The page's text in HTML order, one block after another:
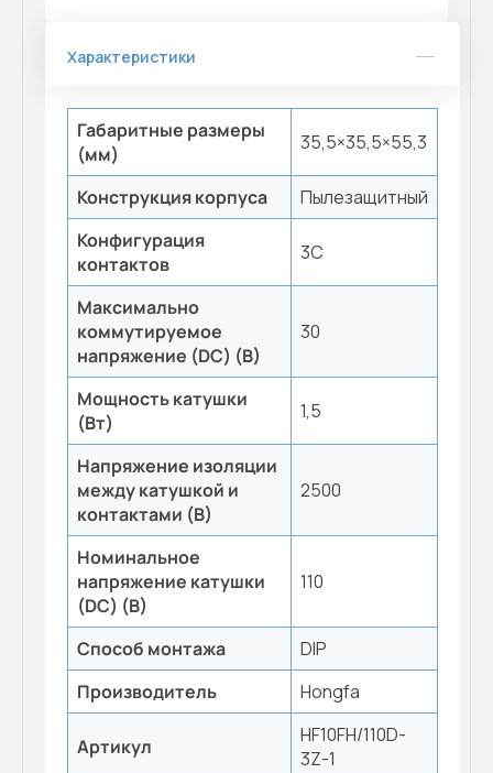
Характеристики
Габаритные размеры
(мм)
35,5×35,5×55,3
Конструкция корпуса
Пылезащитный
Конфигурация
контактов
3C
Максимально
коммутируемое
напряжение (DC) (В)
30
Мощность катушки
(Вт)
1,5
Напряжение изоляции
между катушкой и
контактами (В)
2500
Номинальное
напряжение катушки
(DC) (В)
110
Способ монтажа
DIP
Производитель
Hongfa
Артикул
HF10FH/110D-
3Z-1